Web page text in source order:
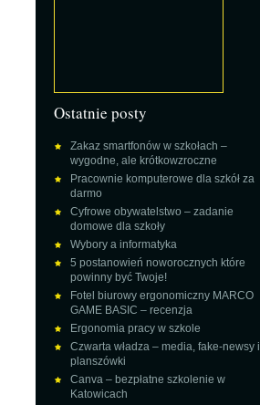
Ostatnie posty
Zakaz smartfonów w szkołach –
wygodne, ale krótkowzroczne
Pracownie komputerowe dla szkół za
darmo
Cyfrowe obywatelstwo – zadanie
domowe dla szkoły
Wybory a informatyka
5 postanowień noworocznych które
powinny być Twoje!
Fotel biurowy ergonomiczny MARCO
GAME BASIC – recenzja
Ergonomia pracy w szkole
Czwarta władza – media, fake-newsy i
planszówki
Canva – bezpłatne szkolenie w
Katowicach